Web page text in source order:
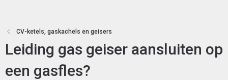
CV-ketels, gaskachels en geisers
Leiding gas geiser aansluiten op
een gasfles?